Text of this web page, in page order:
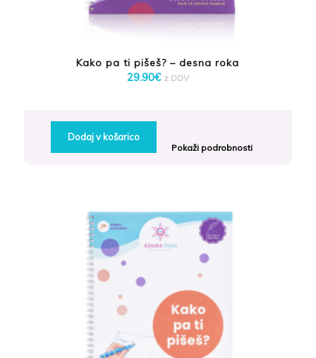
Kako pa ti pišeš? – desna roka
29.90€ z DDV
Dodaj v košarico
Pokaži podrobnosti